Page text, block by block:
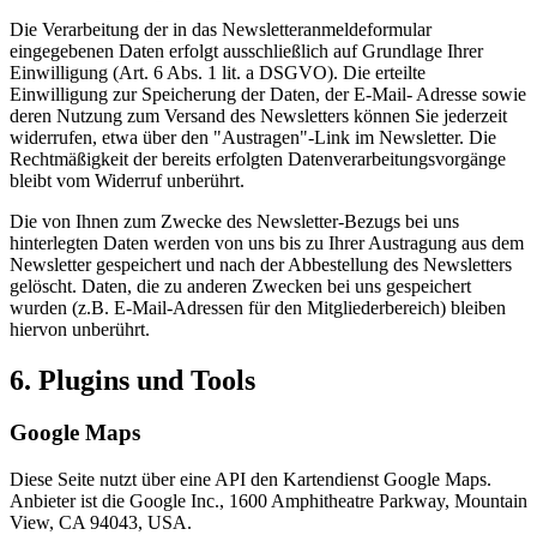
Die Verarbeitung der in das Newsletteranmeldeformular
eingegebenen Daten erfolgt ausschließlich auf Grundlage Ihrer
Einwilligung (Art. 6 Abs. 1 lit. a DSGVO). Die erteilte
Einwilligung zur Speicherung der Daten, der E-Mail- Adresse sowie
deren Nutzung zum Versand des Newsletters können Sie jederzeit
widerrufen, etwa über den "Austragen"-Link im Newsletter. Die
Rechtmäßigkeit der bereits erfolgten Datenverarbeitungsvorgänge
bleibt vom Widerruf unberührt.
Die von Ihnen zum Zwecke des Newsletter-Bezugs bei uns
hinterlegten Daten werden von uns bis zu Ihrer Austragung aus dem
Newsletter gespeichert und nach der Abbestellung des Newsletters
gelöscht. Daten, die zu anderen Zwecken bei uns gespeichert
wurden (z.B. E-Mail-Adressen für den Mitgliederbereich) bleiben
hiervon unberührt.
6. Plugins und Tools
Google Maps
Diese Seite nutzt über eine API den Kartendienst Google Maps.
Anbieter ist die Google Inc., 1600 Amphitheatre Parkway, Mountain
View, CA 94043, USA.